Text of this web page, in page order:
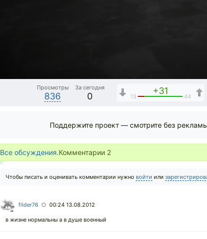
Просмотры
836
За сегодня
0
+31
13 44
Поддержите проект — смотрите без
Все обсуждения.Комментарии 2
Чтобы писать и оценивать комментарии нужно войти или
filder76 ○ 00:24 13.08.2012
в жизне нормальны а в душе военный